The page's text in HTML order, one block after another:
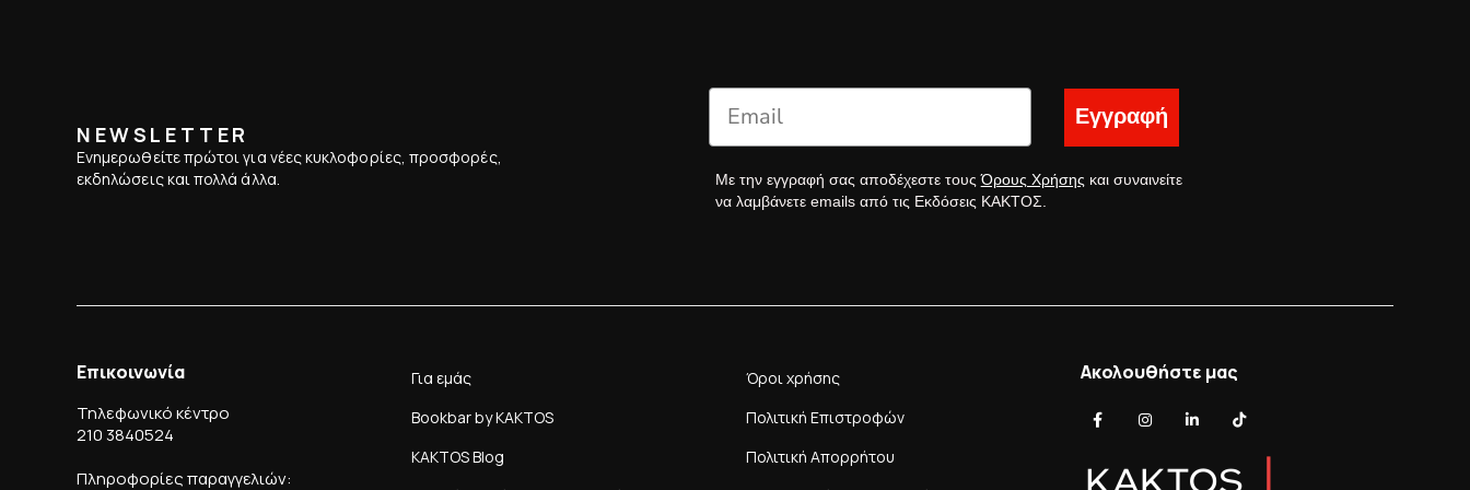
NEWSLETTER
Ενημερωθείτε πρώτοι για νέες κυκλοφορίες, προσφορές,
εκδηλώσεις και πολλά άλλα.
Εγγραφή
Με την εγγραφή σας αποδέχεστε τουςΌρους Χρήσης και συναινείτε
να λαμβάνετε emails από τις Εκδόσεις ΚΑΚΤΟΣ.
Επικοινωνία
Τηλεφωνικό κέντρο
210 3840524
Πληροφορίες παραγγελιών:
Για εμάς
Bookbar by KAKTOS
KAKTOS Blog
Όροι χρήσης
Πολιτική Επιστροφών
Πολιτική Απορρήτου
Ακολουθήστε μας